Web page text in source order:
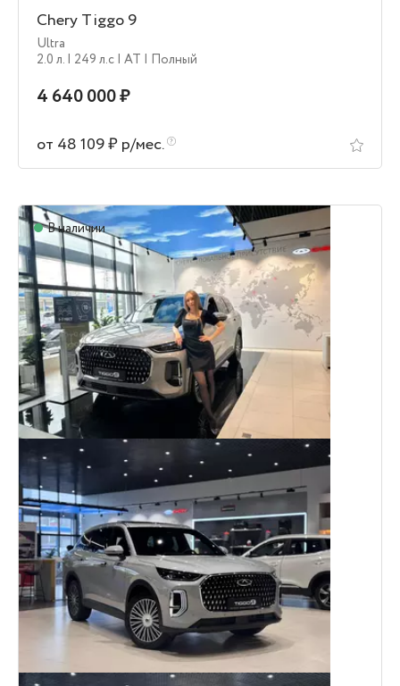
Chery Tiggo 9
Ultra
2.0 л. | 249 л.c | AT | Полный
4 640 000 ₽
от 48 109 ₽ р/мес.
В наличии